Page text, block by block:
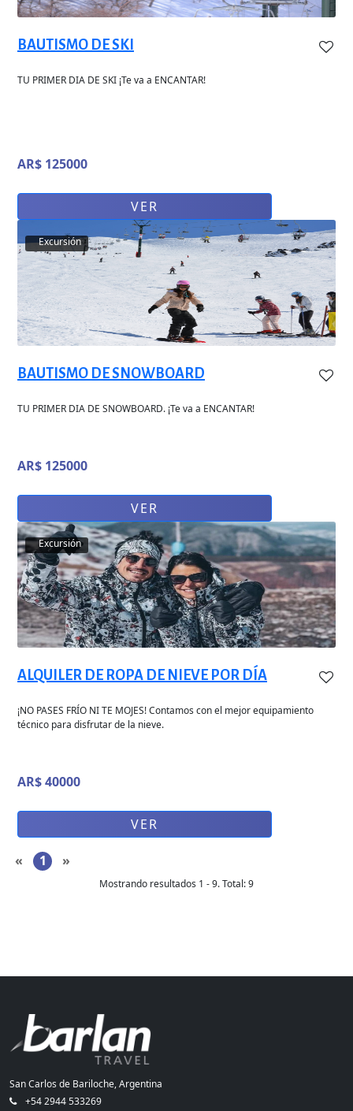
BAUTISMO DE SKI
TU PRIMER DIA DE SKI ¡Te va a ENCANTAR!
AR$ 125000
VER
Excursión
BAUTISMO DE SNOWBOARD
TU PRIMER DIA DE SNOWBOARD. ¡Te va a ENCANTAR!
AR$ 125000
VER
Excursión
ALQUILER DE ROPA DE NIEVE POR DÍA
¡NO PASES FRÍO NI TE MOJES! Contamos con el mejor equipamiento
técnico para disfrutar de la nieve.
AR$ 40000
VER
« 1 »
Mostrando resultados 1 -9.Total:9
San Carlos de Bariloche, Argentina
+54 2944 533269